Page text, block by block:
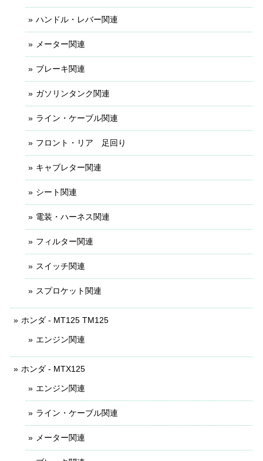
ハンドル・レバー関連
メーター関連
ブレーキ関連
ガソリンタンク関連
ライン・ケーブル関連
フロント・リア 足回り
キャブレター関連
シート関連
電装・ハーネス関連
フィルター関連
スイッチ関連
スプロケット関連
ホンダ - MT125 TM125
エンジン関連
ホンダ - MTX125
エンジン関連
ライン・ケーブル関連
メーター関連